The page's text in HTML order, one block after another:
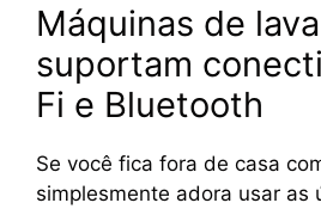
Máquinas de
suportam
Fi e Bluetooth
Se você fica fora de casa
simplesmente adora usar as